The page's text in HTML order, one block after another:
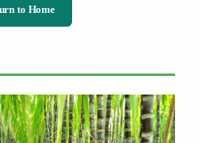
to Home